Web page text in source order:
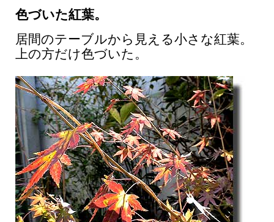
色づいた紅葉。
居間のテーブルから見える小さな紅葉。
上の方だけ色づいた。